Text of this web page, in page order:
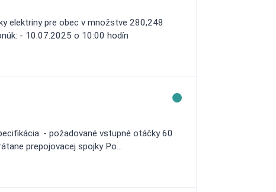
elektriny pre obec v množstve 280,248
- 10.07.2025 o 10:00 hodín
- požadované vstupné otáčky 60
prepojovacej spojky Po...